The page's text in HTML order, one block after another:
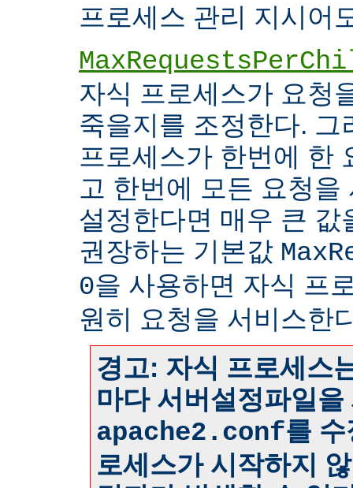
프로세스 관리 지시어
자식 프로세스가 요청
죽을지를 조정한다. 그
프로세스가 한번에 한
고 한번에 모든 요청
설정한다면 매우 큰 값
권장하는 기본값
0을 사용하면 자식 프
원히 요청을 서비스한
경고: 자식 프로세스
마다 서버설정파일
apache2.conf를
로세스가 시작하지